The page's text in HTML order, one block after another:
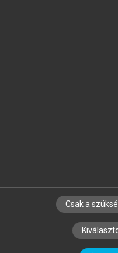
SZERZŐKNEK
SZERKESZTÉSI
Csak a